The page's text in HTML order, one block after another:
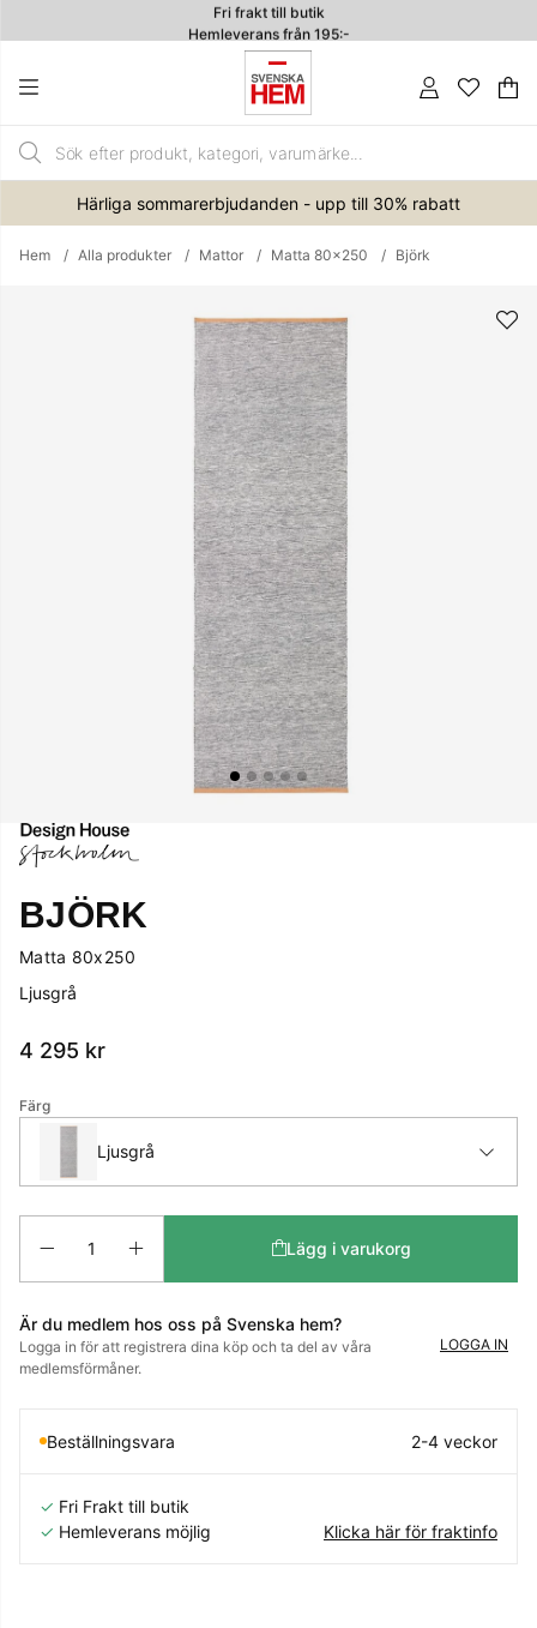
Hemleverans från 195:-
4.7
.
Härliga sommarerbjudanden - upp till 30% rabatt
Hem Alla produkter Mattor Matta 80x250 Björk
BJÖRK
Matta 80x250
Ljusgrå
4 295 kr
Färg
Ljusgrå
Lägg i varukorg
Är du medlem hos oss på Svenska hem?
Logga in för att registrera dina köp och ta del av våra
medlemsförmåner.
LOGGA IN
Beställningsvara 2-4 veckor
✓ Fri Frakt till butik
✓ Hemleverans möjlig Klicka här för fraktinfo